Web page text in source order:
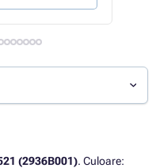
(2936B001). Culoare: